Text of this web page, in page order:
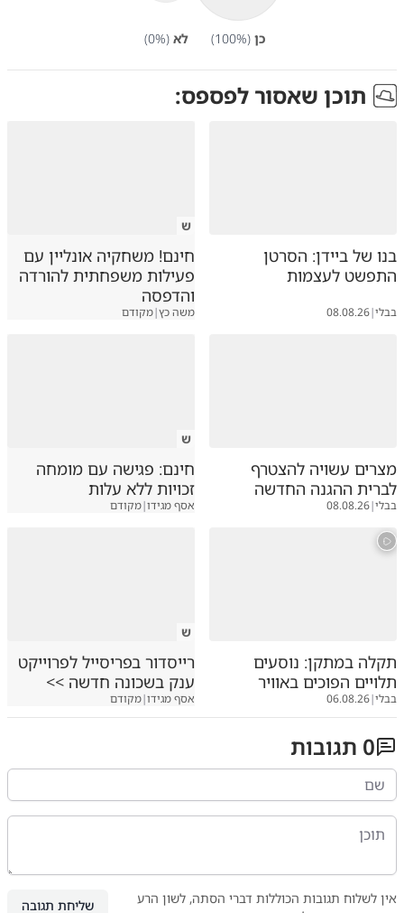
כן (
100%) לא (
0%)
תוכן שאסור לפספס:
בנו של ביידן: הסרטן
התפשט לעצמות
בבלי|
08.08.26
ש
חינם! משחקיה אונליין עם
פעילות משפחתית להורדה
והדפסה
משה כץ|מקודם
מצרים עשויה להצטרף
לברית ההגנה החדשה
בבלי|
08.08.26
ש
חינם: פגישה עם מומחה
זכויות ללא עלות
אסף מגידו|מקודם
תקלה במתקן: נוסעים
תלויים הפוכים באוויר
בבלי|
06.08.26
ש
רייסדור בפריסייל לפרוייקט
ענק בשכונה חדשה >>
אסף מגידו|מקודם
0 תגובות
אין לשלוח תגובות הכוללות דברי הסתה, לשון הרע
שליחת תגובה